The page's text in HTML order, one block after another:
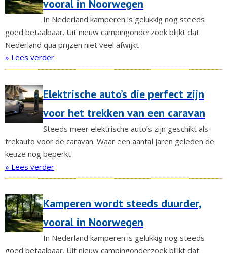
vooral in Noorwegen
In Nederland kamperen is gelukkig nog steeds
goed betaalbaar. Uit nieuw campingonderzoek blijkt dat
Nederland qua prijzen niet veel afwijkt
» Lees verder
Elektrische auto’s die perfect zijn
voor het trekken van een caravan
Steeds meer elektrische auto’s zijn geschikt als
trekauto voor de caravan. Waar een aantal jaren geleden de
keuze nog beperkt
» Lees verder
Kamperen wordt steeds duurder,
vooral in Noorwegen
In Nederland kamperen is gelukkig nog steeds
goed betaalbaar. Uit nieuw campingonderzoek blijkt dat